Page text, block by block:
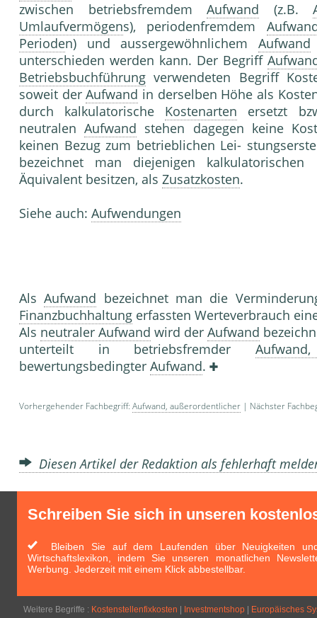
zwischen betriebsfremdemAufwand (z.B.
Umlaufvermögens), periodenfremdem
Perioden) und aussergewöhnlichem Aufwand
unterschieden werden kann. Der Begriff
Betriebsbuchführung verwendeten Begriff
soweit derAufwand in derselben Höhe als
durch kalkulatorische Kostenarten ersetzt
neutralenAufwand stehen dagegen keine
keinen Bezug zum betrieblichen Lei-
bezeichnet man diejenigen
Äquivalent besitzen, als Zusatzkosten.
Siehe auch: Aufwendungen
AlsAufwand bezeichnet man die
Finanzbuchhaltung erfassten Werteverbrauch
Als neutraler Aufwand wird der Aufwand
unterteilt in betriebsfremder
bewertungsbedingter Aufwand.
Vorhergehender Fachbegriff: Aufwand, außerordentlicher | Nächster
Diesen Artikel der Redaktion als fehlerhaft
Schreiben Sie sich in unseren
Bleiben Sie auf dem Laufenden über Neuigkeiten
Wirtschaftslexikon, indem Sie unseren monatlichen
Werbung. Jederzeit mit einem Klick abbestellbar.
Weitere Begriffe : Kostenstellenfixkosten Investmentshop Europäisches